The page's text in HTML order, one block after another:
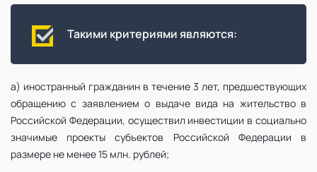
Такими критериями являются:
а) иностранный гражданин в течение 3 лет, предшествующих
обращению с заявлением о выдаче вида на жительство в
Российской Федерации, осуществил инвестиции в социально
значимые проекты субъектов Российской Федерации в
размере не менее 15 млн. рублей;